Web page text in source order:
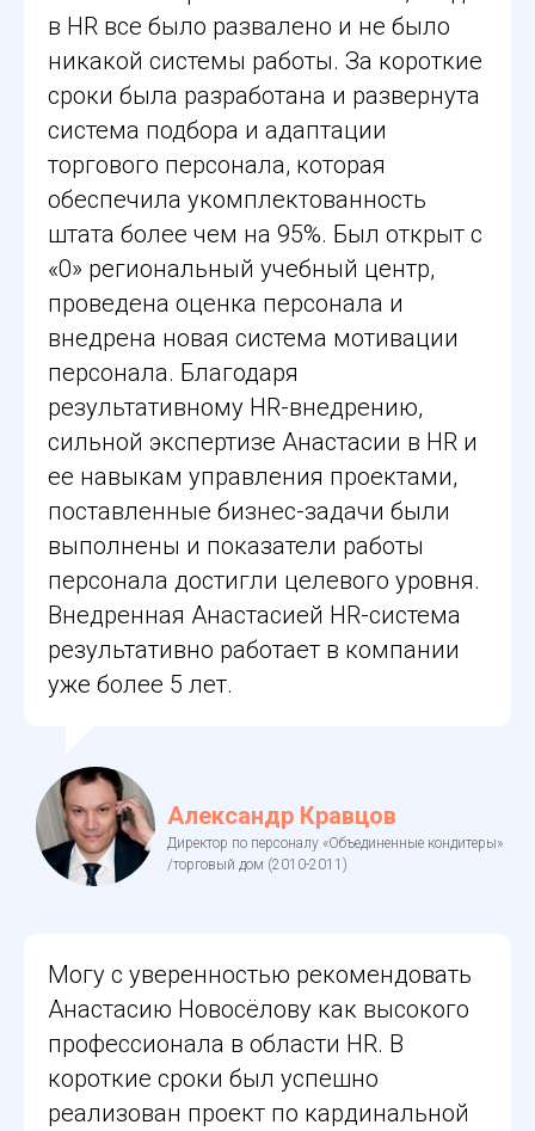
в HR все было развалено и не было
никакой системы работы. За короткие
сроки была разработана и развернута
система подбора и адаптации
торгового персонала, которая
обеспечила укомплектованность
штата более чем на 95%. Был открыт с
«0» региональный учебный центр,
проведена оценка персонала и
внедрена новая система мотивации
персонала. Благодаря
результативному HR-внедрению,
сильной экспертизе Анастасии в HR и
ее навыкам управления проектами,
поставленные бизнес-задачи были
выполнены и показатели работы
персонала достигли целевого уровня.
Внедренная Анастасией HR-система
результативно работает в компании
уже более 5 лет.
Александр Кравцов
Директор по персоналу «Объединенные кондитеры»
/торговый дом (2010-2011)
Могу с уверенностью рекомендовать
Анастасию Новосёлову как высокого
профессионала в области HR. В
короткие сроки был успешно
реализован проект по кардинальной